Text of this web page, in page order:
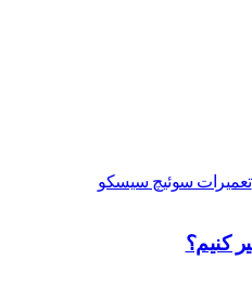
تعمیرات سوئیچ سیسکو
کنیم؟